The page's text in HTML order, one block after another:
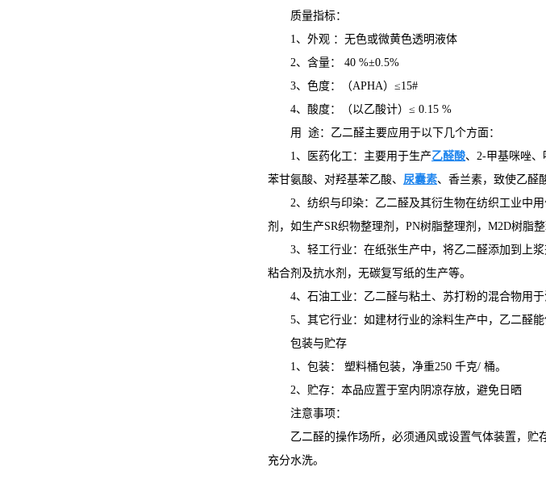
质量指标：
1、外观 ：无色或微黄色透明液体
2、含量： 40 %±0.5%
3、色度：（APHA）≤15#
4、酸度：（以乙酸计）≤ 0.15 %
用 途：乙二醛主要应用于以下几个方面：
1、医药化工：主要用于生产乙醛酸、2-甲基咪唑
苯甘氨酸、对羟基苯乙酸、 尿囊素、香兰素，致使乙醛
2、纺织与印染：乙二醛及其衍生物在纺织工业中
剂，如生产SR织物整理剂，PN树脂整理剂，M2D树脂
3、轻工行业：在纸张生产中，将乙二醛添加到上
粘合剂及抗水剂，无碳复写纸的生产等。
4、石油工业：乙二醛与粘土、苏打粉的混合物用
5、其它行业：如建材行业的涂料生产中，乙二醛
包装与贮存
1、包装： 塑料桶包装，净重250 千克/ 桶。
2、贮存：本品应置于室内阴凉存放，避免日晒
注意事项：
乙二醛的操作场所，必须通风或设置气体装置，
充分水洗。